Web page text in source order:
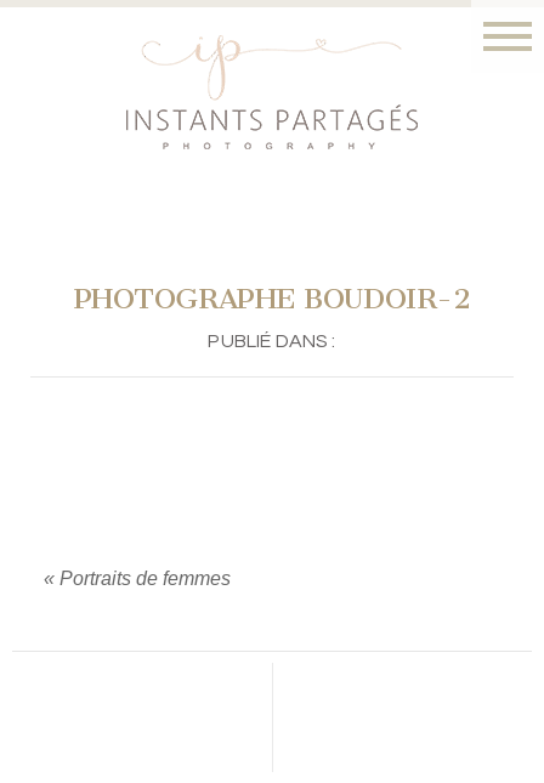
PHOTOGRAPHE BOUDOIR-2
PUBLIÉ DANS :
« Portraits de femmes